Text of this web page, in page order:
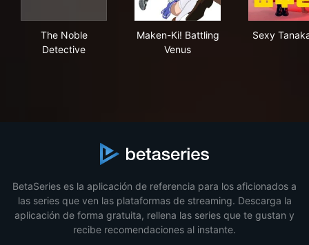
The Noble
Detective
Maken-Ki! Battling
Venus
Sexy
BetaSeries es la aplicación de referencia para los aficionados a
las series que ven las plataformas de streaming. Descarga la
aplicación de forma gratuita, rellena las series que te gustan y
recibe recomendaciones al instante.